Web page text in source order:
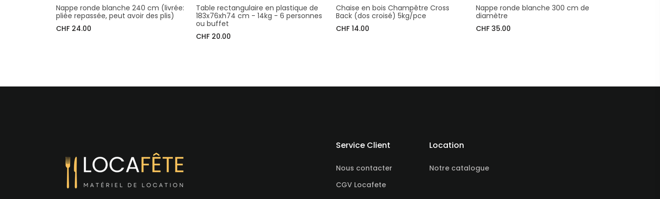
Nappe ronde blanche 240 cm (livrée:
pliée repassée, peut avoir des plis)
CHF 24.00
Table rectangulaire en plastique de
183x76xh74 cm - 14kg - 6 personnes
ou buffet
CHF 20.00
Chaise en bois Champêtre Cross
Back (dos croisé) 5kg/pce
CHF 14.00
Nappe ronde blanche 300 cm de
diamètre
CHF 35.00
Service Client
Nous contacter
CGV Locafete
Location
Notre catalogue